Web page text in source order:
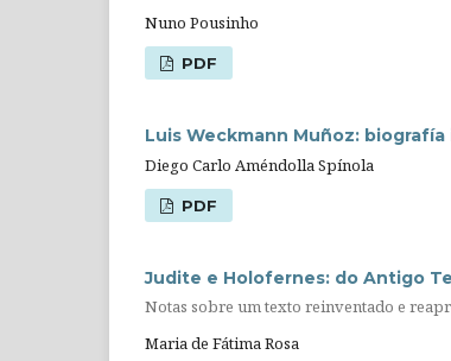
Nuno Pousinho
PDF
Luis Weckmann Muñoz:
Diego Carlo Améndolla Spínola
PDF
Judite e Holofernes: do Antigo
Notas sobre um texto reinventado e
Maria de Fátima Rosa